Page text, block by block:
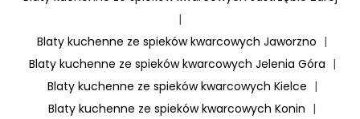
|
Blaty kuchenne ze spieków kwarcowych Jaworzno |
Blaty kuchenne ze spieków kwarcowych Jelenia Góra |
Blaty kuchenne ze spieków kwarcowych Kielce |
Blaty kuchenne ze spieków kwarcowych Konin |